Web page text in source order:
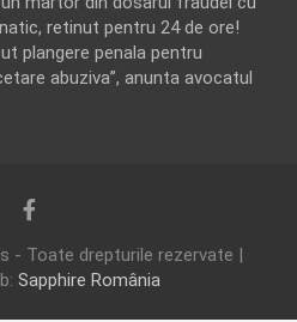
retinut pentru 24 de ore!
plangere penala pentru
abuziva”, anunta avocatul
- Toate drepturile rezervate |
Sapphire România